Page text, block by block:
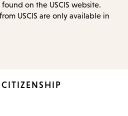
on the USCIS website.
USCIS are only available in